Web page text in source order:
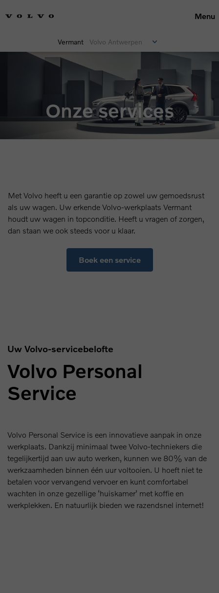
Menu
Vermant Volvo Antwerpen
Onze services
Met Volvo heeft u een garantie op zowel uw gemoedsrust
als uw wagen. Uw erkende Volvo-werkplaats Vermant
houdt uw wagen in topconditie. Heeft u vragen of zorgen,
dan staan we ook steeds voor u klaar.
Boek een service
Uw Volvo-servicebelofte
Volvo Personal
Service
Volvo Personal Service is een innovatieve aanpak in onze
werkplaats. Dankzij minimaal twee Volvo-techniekers die
tegelijkertijd aan uw auto werken, kunnen we 80% van de
werkzaamheden binnen één uur voltooien. U hoeft niet te
betalen voor vervangend vervoer en kunt comfortabel
wachten in onze gezellige ‘huiskamer’ met koffie en
werkplekken. En natuurlijk bieden we razendsnel internet!